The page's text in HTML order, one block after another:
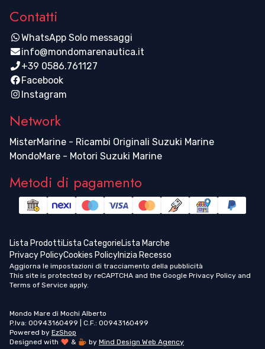
Contatti
WhatsApp Solo messaggi
info@mondomarenautica.it
+39 0586.761127
Facebook
Instagram
Network
MisterMarine - Ricambi Originali Suzuki Marine
MondoMare - Motori Suzuki Marine
Metodi di pagamento
Lista ProdottiLista CategorieLista Marche
Privacy PolicyCookies PolicyInizia Recesso
Aggiorna le impostazioni di tracciamento della pubblicità
This site is protected by reCAPTCHA and the Google Privacy Policy and
Terms of Service apply.
Mondo Mare di Mochi Alberto
P.Iva: 00943160499 | C.F.: 00943160499
Powered by EzShop
Designed with
& by Mind Design Web Agency